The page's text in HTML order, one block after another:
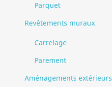
Parquet
Revêtements muraux
Carrelage
Parement
Aménagements extérieurs